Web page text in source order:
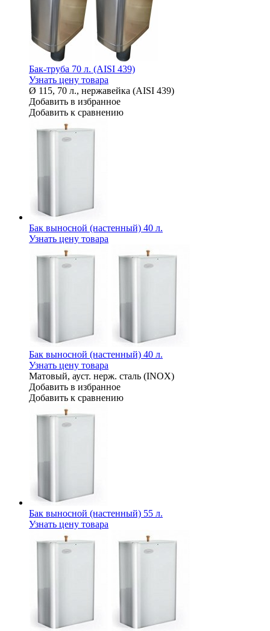
Бак-труба 70 л. (AISI 439)
Узнать цену товара
Ø 115, 70 л., нержавейка (AISI 439)
Добавить в избранное
Добавить к сравнению
Бак выносной (настенный) 40 л.
Узнать цену товара
Бак выносной (настенный) 40 л.
Узнать цену товара
Матовый, ауст. нерж. сталь (INOX)
Добавить в избранное
Добавить к сравнению
Бак выносной (настенный) 55 л.
Узнать цену товара